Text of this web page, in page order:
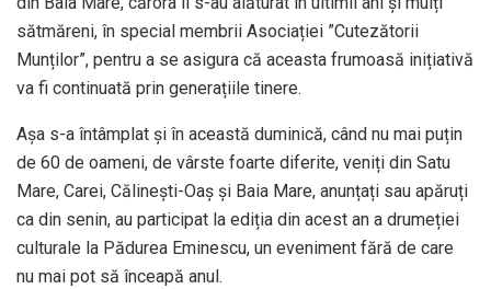
sătmăreni, în special membrii Asociației ”Cutezătorii
Munților”, pentru a se asigura că aceasta frumoasă inițiativă
va fi continuată prin generațiile tinere.
Așa s-a întâmplat și în această duminică, când nu mai puțin
de 60 de oameni, de vârste foarte diferite, veniți din Satu
Mare, Carei, Călinești-Oaș și Baia Mare, anunțați sau apăruți
ca din senin, au participat la ediția din acest an a drumeției
culturale la Pădurea Eminescu, un eveniment fără de care
nu mai pot să înceapă anul.